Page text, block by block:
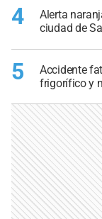
4
Alerta
ciudad de
5
Accidente
frigorífico y